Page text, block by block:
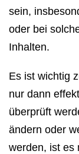
sein,
oder bei
Inhalten.
Es ist wichtig
nur dann
überprüft
ändern oder
werden, ist es